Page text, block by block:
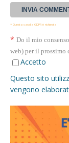
* Questa casella GDPR è richiesta
* Do il mio
web) per il prossimo
Accetto
Questo sito
vengono